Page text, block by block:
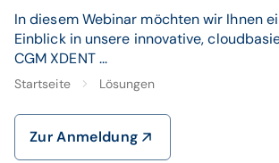
In diesem Webinar möchten wir Ihnen
Einblick in unsere innovative,
CGM XDENT ...
Startseite Lösungen
Zur Anmeldung